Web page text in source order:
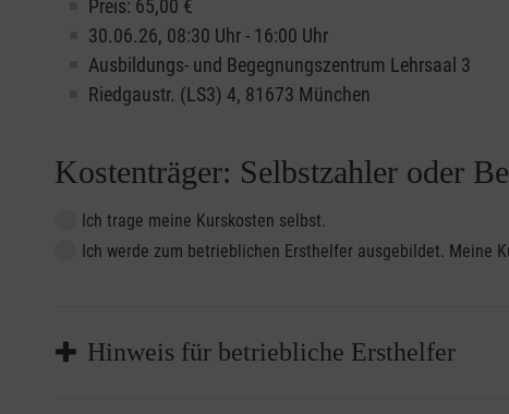
Preis: 65,00 €
30.06.26, 08:30 Uhr - 16:00 Uhr
Ausbildungs- und Begegnungszentrum Lehrsaal 3
Riedgaustr. (LS3) 4, 81673 München
Kostenträger: Selbstzahler oder
Ich trage meine Kurskosten selbst.
Ich werde zum betrieblichen Ersthelfer ausgebildet. Meine
Hinweis für betriebliche Ersthelfer